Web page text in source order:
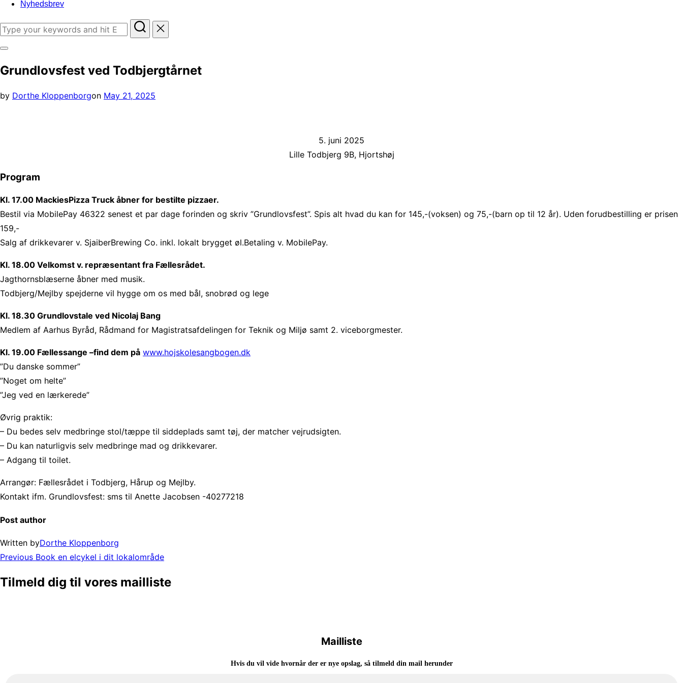
Nyhedsbrev
Search
sidebar
navigation
Grundlovsfest ved Todbjergtårnet
by Dorthe Kloppenborgon Posted
May 21, 2025
5. juni 2025
Lille Todbjerg 9B, Hjortshøj
Program
Kl. 17.00 MackiesPizza Truck åbner for bestilte pizzaer.
Bestil via MobilePay 46322 senest et par dage forinden og skriv ”Grundlovsfest”. Spis alt hvad du kan for 145,-(voksen) og 75,-(barn op til 12 år). Uden forudbestilling er prisen
159,-
Salg af drikkevarer v. SjaiberBrewing Co. inkl. lokalt brygget øl.Betaling v. MobilePay.
Kl. 18.00 Velkomst v. repræsentant fra Fællesrådet.
Jagthornsblæserne åbner med musik.
Todbjerg/Mejlby spejderne vil hygge om os med bål, snobrød og lege
Kl. 18.30 Grundlovstale ved Nicolaj Bang
Medlem af Aarhus Byråd, Rådmand for Magistratsafdelingen for Teknik og Miljø samt 2. viceborgmester.
Kl. 19.00 Fællessange –find dem på www.hojskolesangbogen.dk
”Du danske sommer”
”Noget om helte”
”Jeg ved en lærkerede”
Øvrig praktik:
– Du bedes selv medbringe stol/tæppe til siddeplads samt tøj, der matcher vejrudsigten.
– Du kan naturligvis selv medbringe mad og drikkevarer.
– Adgang til toilet.
Arrangør: Fællesrådet i Todbjerg, Hårup og Mejlby.
Kontakt ifm. Grundlovsfest: sms til Anette Jacobsen -40277218
Post author
Written byDorthe Kloppenborg
Post
Previous
Previous Book en elcykel i dit lokalområde
Tilmeld dig til vores mailliste
Mailliste
Hvis du vil vide hvornår der er nye opslag, så tilmeld din mail herunder